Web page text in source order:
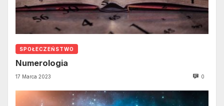
SPOŁECZEŃSTWO
Numerologia
17 Marca 2023 0